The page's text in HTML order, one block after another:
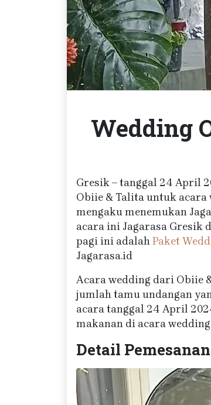
Wedding
Gresik – tanggal 24 April
Obiie & Talita untuk acara
mengaku menemukan
acara ini Jagarasa Gresik
pagi ini adalahPaket
Jagarasa.id
Acara wedding dari Obiie
jumlah tamu undangan
acara tanggal 24 April
makanan di acara
Detail